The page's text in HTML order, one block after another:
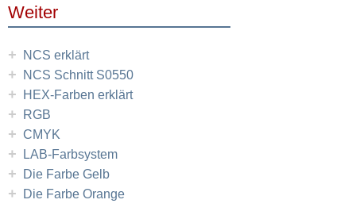
Weiter
+ NCS erklärt
+ NCS Schnitt S0550
+ HEX-Farben erklärt
+ RGB
+ CMYK
+ LAB-Farbsystem
+ Die Farbe Gelb
+ Die Farbe Orange